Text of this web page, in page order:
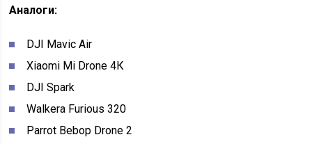
Аналоги:
DJI Mavic Air
Xiaomi Mi Drone 4К
DJI Spark
Walkera Furious 320
Parrot Bebop Drone 2